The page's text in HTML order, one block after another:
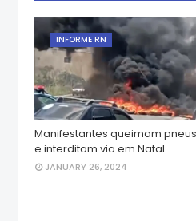
INFORME RN
Manifestantes queimam pneus
e interditam via em Natal
JANUARY 26, 2024